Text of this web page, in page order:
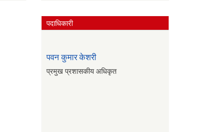
पदाधिकारी
पवन कुमार केशरी
प्रमुख प्रशासकीय अधिकृत